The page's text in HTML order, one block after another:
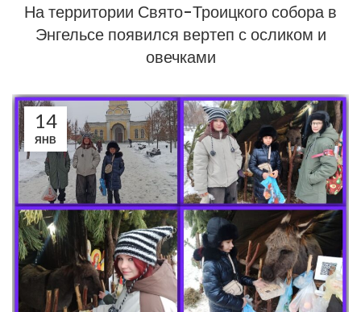
На территории Свято-Троицкого собора в
Энгельсе появился вертеп с осликом и
овечками
14
ЯНВ